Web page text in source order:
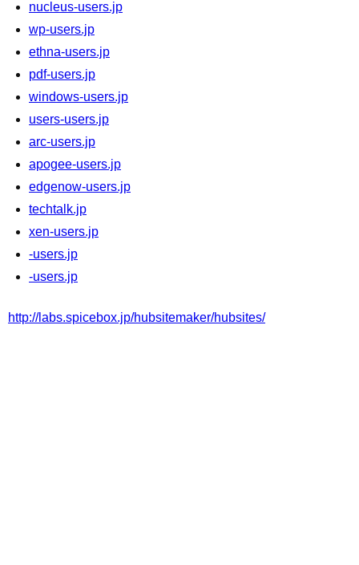
nucleus-users.jp
wp-users.jp
ethna-users.jp
pdf-users.jp
windows-users.jp
users-users.jp
arc-users.jp
apogee-users.jp
edgenow-users.jp
techtalk.jp
xen-users.jp
-users.jp
-users.jp
http://labs.spicebox.jp/hubsitemaker/hubsites/